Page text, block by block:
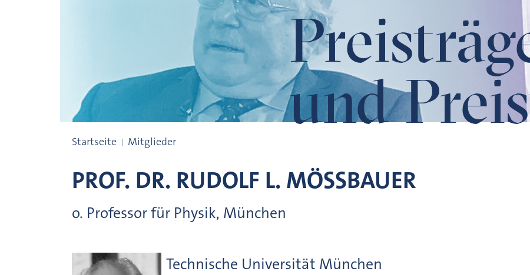
und
Startseite Mitglieder
PROF. DR. RUDOLF L. MÖSSBAUER
o. Professor für Physik, München
Technische Universität München